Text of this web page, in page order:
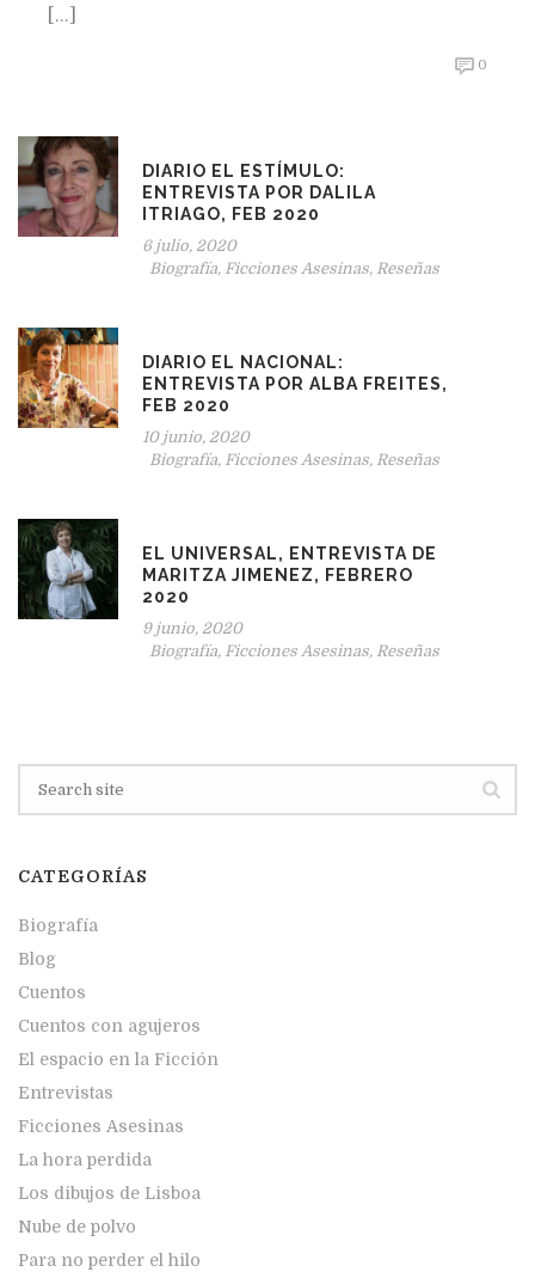
[...]
0
DIARIO EL ESTÍMULO:
ENTREVISTA POR DALILA
ITRIAGO, FEB 2020
6 julio, 2020
Biografía, Ficciones Asesinas, Reseñas
DIARIO EL NACIONAL:
ENTREVISTA POR ALBA FREITES,
FEB 2020
10 junio, 2020
Biografía, Ficciones Asesinas, Reseñas
EL UNIVERSAL, ENTREVISTA DE
MARITZA JIMENEZ, FEBRERO
2020
9 junio, 2020
Biografía, Ficciones Asesinas, Reseñas
CATEGORÍAS
Biografía
Blog
Cuentos
Cuentos con agujeros
El espacio en la Ficción
Entrevistas
Ficciones Asesinas
La hora perdida
Los dibujos de Lisboa
Nube de polvo
Para no perder el hilo